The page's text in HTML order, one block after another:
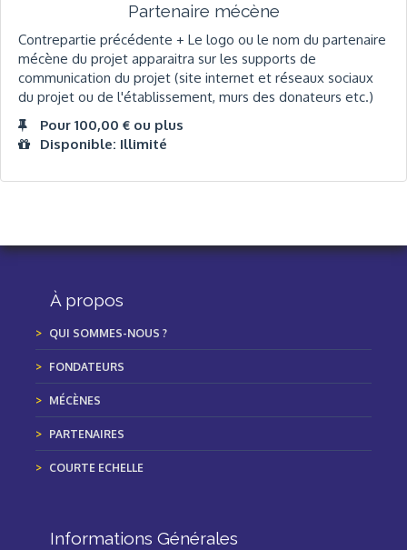
Partenaire mécène
Contrepartie précédente + Le logo ou le nom du partenaire
mécène du projet apparaitra sur les supports de
communication du projet (site internet et réseaux sociaux
du projet ou de l'établissement, murs des donateurs etc.)
Pour 100,00 € ou plus
Disponible: Illimité
À propos
QUI SOMMES-NOUS ?
FONDATEURS
MÉCÈNES
PARTENAIRES
COURTE ECHELLE
Informations Générales